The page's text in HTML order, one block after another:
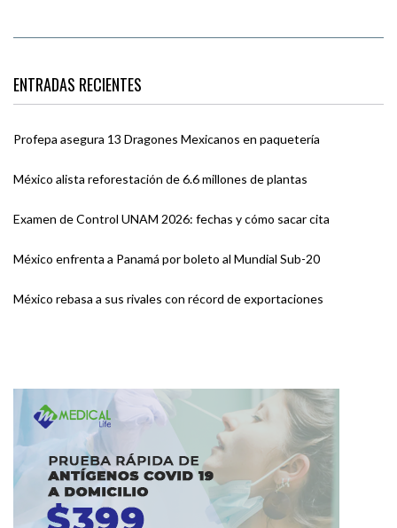
ENTRADAS RECIENTES
Profepa asegura 13 Dragones Mexicanos en paquetería
México alista reforestación de 6.6 millones de plantas
Examen de Control UNAM 2026: fechas y cómo sacar cita
México enfrenta a Panamá por boleto al Mundial Sub-20
México rebasa a sus rivales con récord de exportaciones